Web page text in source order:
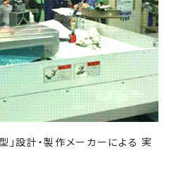
」設計・製作メーカーによる 実